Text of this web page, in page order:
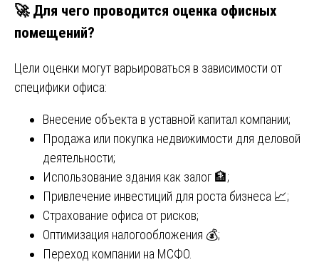
🚀 Для чего проводится оценка офисных
помещений?
Цели оценки могут варьироваться в зависимости от
специфики офиса:
Внесение объекта в уставной капитал компании;
Продажа или покупка недвижимости для деловой
деятельности;
Использование здания как залог 🏦;
Привлечение инвестиций для роста бизнеса 📈;
Страхование офиса от рисков;
Оптимизация налогообложения 💰;
Переход компании на МСФО.